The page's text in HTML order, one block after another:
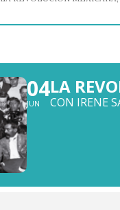
04
JUN
LA
CON IRENE